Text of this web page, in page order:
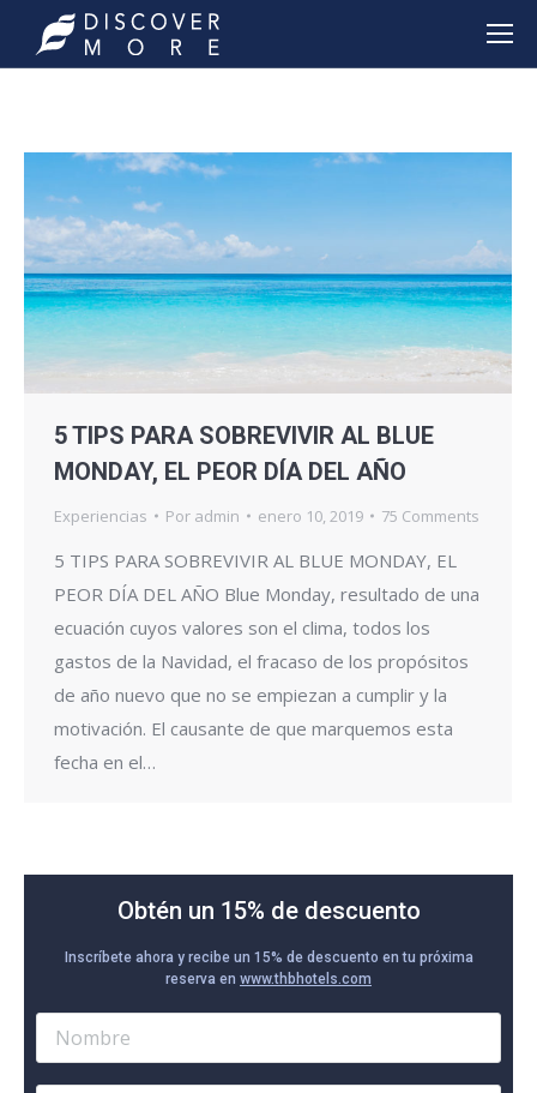
5 TIPS PARA SOBREVIVIR AL BLUE
MONDAY, EL PEOR DÍA DEL AÑO
Experiencias Por admin enero 10, 2019 75 Comments
5 TIPS PARA SOBREVIVIR AL BLUE MONDAY, EL
PEOR DÍA DEL AÑO Blue Monday, resultado de una
ecuación cuyos valores son el clima, todos los
gastos de la Navidad, el fracaso de los propósitos
de año nuevo que no se empiezan a cumplir y la
motivación. El causante de que marquemos esta
fecha en el…
Obtén un 15% de descuento
Inscríbete ahora y recibe un 15% de descuento en tu próxima
reserva en www.thbhotels.com